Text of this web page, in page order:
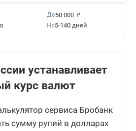
Рассчитать
доллар
Рассчитать
До50 000 ₽
На5-140 дней
устанавливает
курс валют
сервиса Бробанк
сумму рупий в долларах